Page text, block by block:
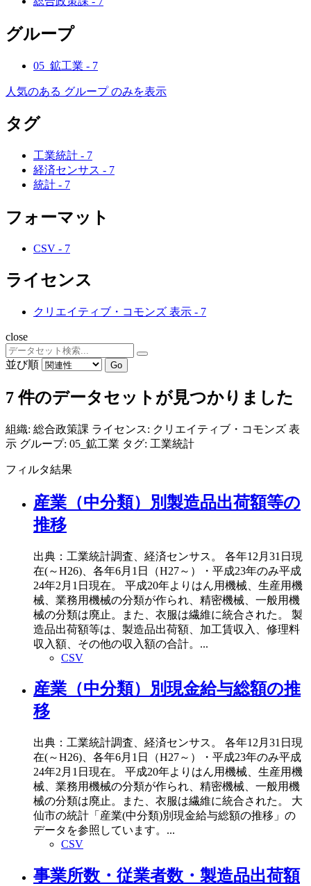
グループ
05_鉱工業 - 7
人気のある グループ のみを表示
タグ
工業統計 - 7
経済センサス - 7
統計 - 7
フォーマット
CSV - 7
ライセンス
クリエイティブ・コモンズ 表示 - 7
close
並び順 Go
7 件のデータセットが見つかりました
組織: 総合政策課 ライセンス: クリエイティブ・コモンズ 表
示 グループ: 05_鉱工業 タグ: 工業統計
フィルタ結果
産業（中分類）別製造品出荷額等の
推移
出典：工業統計調査、経済センサス。 各年12月31日現
在(～H26)、各年6月1日（H27～）・平成23年のみ平成
24年2月1日現在。 平成20年よりはん用機械、生産用機
械、業務用機械の分類が作られ、精密機械、一般用機
械の分類は廃止。また、衣服は繊維に統合された。 製
造品出荷額等は、製造品出荷額、加工賃収入、修理料
収入額、その他の収入額の合計。...
CSV
産業（中分類）別現金給与総額の推
移
出典：工業統計調査、経済センサス。 各年12月31日現
在(～H26)、各年6月1日（H27～）・平成23年のみ平成
24年2月1日現在。 平成20年よりはん用機械、生産用機
械、業務用機械の分類が作られ、精密機械、一般用機
械の分類は廃止。また、衣服は繊維に統合された。 大
仙市の統計「産業(中分類)別現金給与総額の推移」の
データを参照しています。...
CSV
事業所数・従業者数・製造品出荷額